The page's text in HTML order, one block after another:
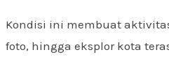
Kondisi ini membuat
foto, hingga eksplor kota